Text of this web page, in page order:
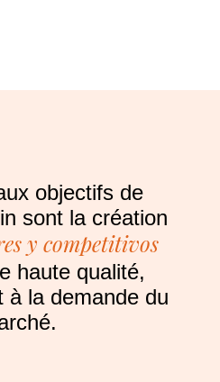
objectifs de
sont la création
y competitivos
haute qualité,
à la demande du